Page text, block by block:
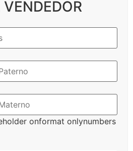
onformat onlynumbers